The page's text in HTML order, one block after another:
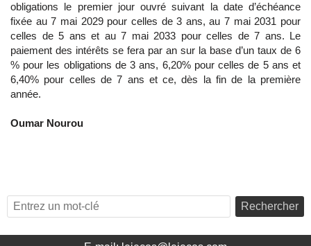
obligations le premier jour ouvré suivant la date d’échéance
fixée au 7 mai 2029 pour celles de 3 ans, au 7 mai 2031 pour
celles de 5 ans et au 7 mai 2033 pour celles de 7 ans. Le
paiement des intérêts se fera par an sur la base d’un taux de 6
% pour les obligations de 3 ans, 6,20% pour celles de 5 ans et
6,40% pour celles de 7 ans et ce, dès la fin de la première
année.
Oumar Nourou
Rechercher